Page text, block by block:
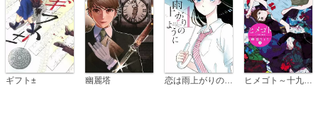
ギフト± 幽麗塔 ヒメゴト～十九歳の制服～